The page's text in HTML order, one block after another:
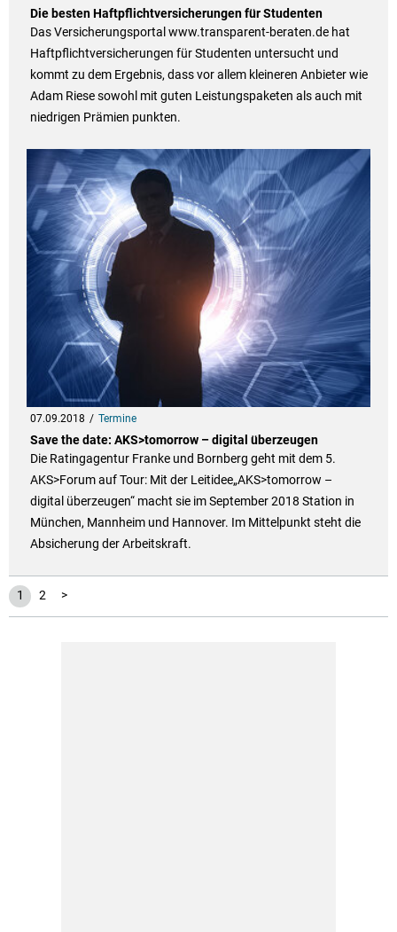
Die besten Haftpflichtversicherungen für Studenten
Das Versicherungsportal www.transparent-beraten.de hat
Haftpflichtversicherungen für Studenten untersucht und
kommt zu dem Ergebnis, dass vor allem kleineren Anbieter wie
Adam Riese sowohl mit guten Leistungspaketen als auch mit
niedrigen Prämien punkten.
07.09.2018 Termine
Save the date: AKS>tomorrow – digital überzeugen
Die Ratingagentur Franke und Bornberg geht mit dem 5.
AKS>Forum auf Tour: Mit der Leitidee„AKS>tomorrow –
digital überzeugen“ macht sie im September 2018 Station in
München, Mannheim und Hannover. Im Mittelpunkt steht die
Absicherung der Arbeitskraft.
1 2 >